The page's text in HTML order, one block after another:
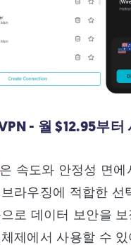
- 월 $12.95부터
은 속도와 안정성 면
라우징에 적합한 선
로 데이터 보안을
제에서 사용할 수